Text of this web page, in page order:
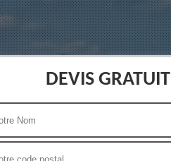
DEVIS GRATUIT